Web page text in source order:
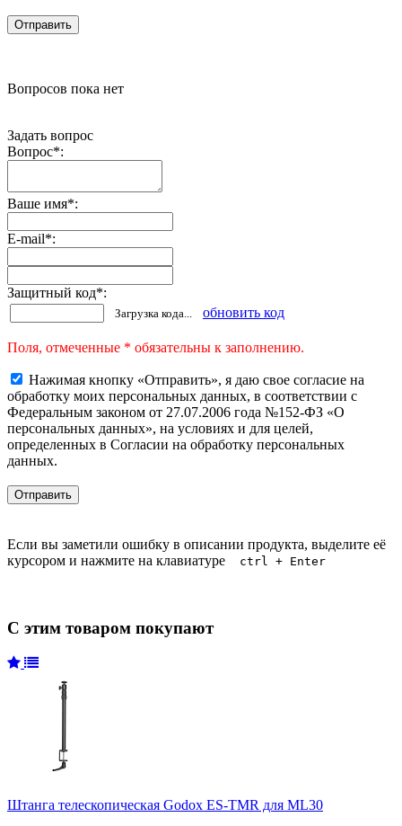
Вопросов пока нет
Задать вопрос
Вопрос*:
Ваше имя*:
E-mail*:
Защитный код*:
Загрузка кода... обновить код
Поля, отмеченные * обязательны к заполнению.
Нажимая кнопку «Отправить», я даю свое согласие на
обработку моих персональных данных, в соответствии с
Федеральным законом от 27.07.2006 года №152-ФЗ «О
персональных данных», на условиях и для целей,
определенных в Согласии на обработку персональных
данных.
Если вы заметили ошибку в описании продукта, выделите её
курсором и нажмите на клавиатуре
ctrl + Enter
С этим товаром покупают
Штанга телескопическая Godox ES-TMR для ML30